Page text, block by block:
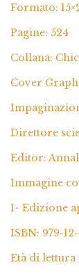
Formato:
Pagine: 524
Collana:
Cover
Direttore
Editor:
Immagine
1^ Edizione
ISBN: 979-
Età di lettura